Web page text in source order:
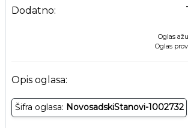
Dodatno:
Oglas
Oglas
Opis oglasa:
Šifra oglasa: NovosadskiStanovi-1002732